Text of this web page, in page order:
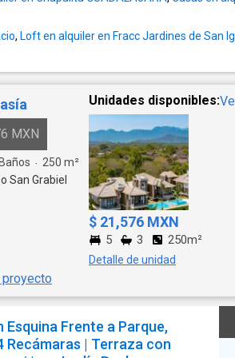
ID: EB-
, Loft en alquiler en Fracc Jardines de San
MXN
Baños · 250 m²
San Grabiel
Unidades disponibles:
$ 21,576 MXN
5 3 250m²
Detalle de unidad
Esquina Frente a Parque,
Recámaras | Terraza con